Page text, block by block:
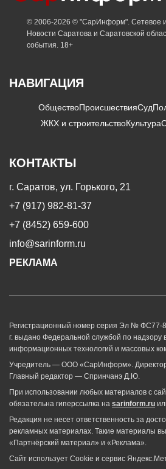
© 2006-2026 © "СарИнформ". Сетевое
Новости Саратова и Саратовской
события. 18+
НАВИГАЦИЯ
ОбществоПроисшествияСуд
ЖКХ и строительствоКультура
КОНТАКТЫ
г. Саратов, ул. Горького, 21
+7 (917) 982-81-37
+7 (8452) 659-600
info@sarinform.ru
РЕКЛАМА
Регистрационный номер серия Эл № ФС77-
г. выдано Федеральной службой по надзору
информационных технологий и массовых
Учредитель — ООО «СарИнформ».
Главный редактор — Спринчанэ Д.Ю.
При использовании любых материалов с
обязательна гиперссылка на sarinform.ru
Редакция не несет ответственность за
рекламных материалах. Такие материалы
«Партнёрский материал» и «Реклама».
Сайт использует Cookie и сервиc